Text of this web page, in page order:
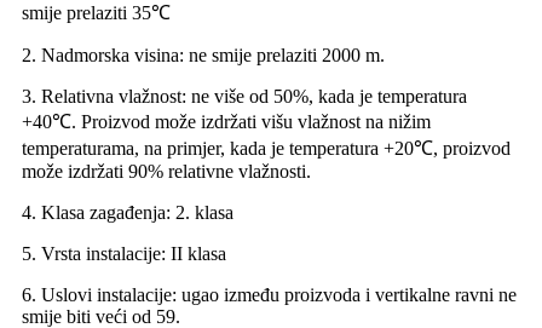
smije prelaziti 35℃
2. Nadmorska visina: ne smije prelaziti 2000 m.
3. Relativna vlažnost: ne više od 50%, kada je temperatura
+40℃. Proizvod može izdržati višu vlažnost na nižim
temperaturama, na primjer, kada je temperatura +20℃, proizvod
može izdržati 90% relativne vlažnosti.
4. Klasa zagađenja: 2. klasa
5. Vrsta instalacije: II klasa
6. Uslovi instalacije: ugao između proizvoda i vertikalne ravni ne
smije biti veći od 59.